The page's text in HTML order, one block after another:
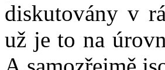
diskutovány v
už je to na